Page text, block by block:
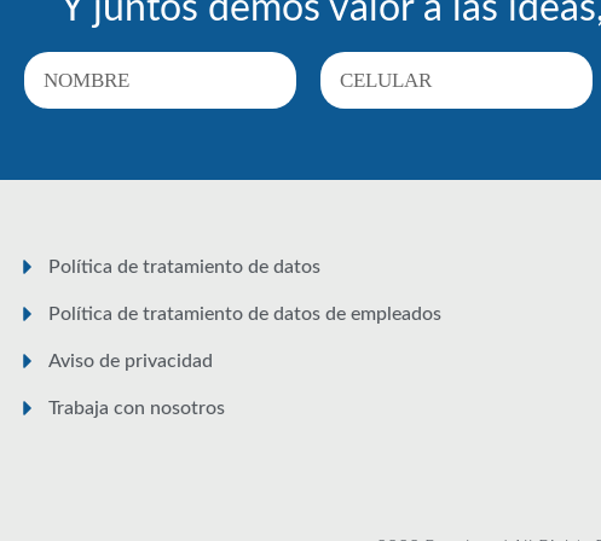
Y juntos demos valor a las
Política de tratamiento de datos
Política de tratamiento de datos de empleados
Aviso de privacidad
Trabaja con nosotros